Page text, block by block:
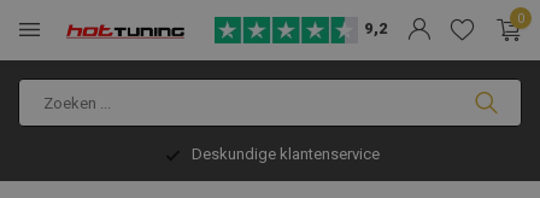
9,2
0
Deskundige klantenservice